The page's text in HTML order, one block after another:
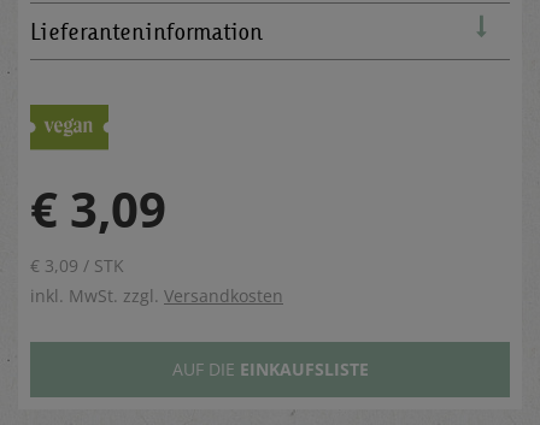
Lieferanteninformation
€ 3,09
€ 3,09 / STK
inkl. MwSt. zzgl. Versandkosten
AUF DIE EINKAUFSLISTE